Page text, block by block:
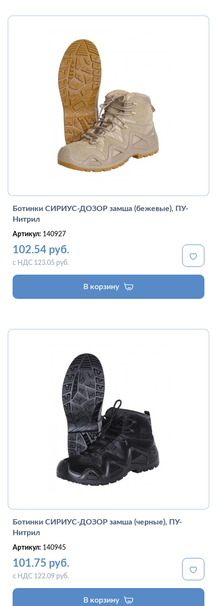
Ботинки СИРИУС-ДОЗОР замша (бежевые), ПУ-
Нитрил
Артикул: 140927
102.54 руб.
с НДС 123.05 руб.
В корзину
Ботинки СИРИУС-ДОЗОР замша (черные), ПУ-
Нитрил
Артикул: 140945
101.75 руб.
с НДС 122.09 руб.
В корзину